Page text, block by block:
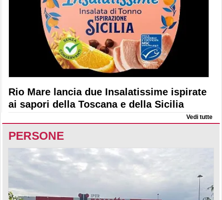
Rio Mare lancia due Insalatissime ispirate
ai sapori della Toscana e della Sicilia
Vedi tutte
PERSONE